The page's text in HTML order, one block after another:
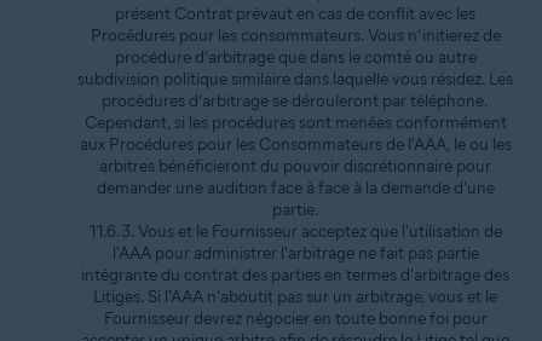
présent Contrat prévaut en cas de conflit avec les
Procédures pour les consommateurs. Vous n’initierez de
procédure d’arbitrage que dans le comté ou autre
subdivision politique similaire dans laquelle vous résidez. Les
procédures d’arbitrage se dérouleront par téléphone.
Cependant, si les procédures sont menées conformément
aux Procédures pour les Consommateurs de l'AAA, le ou les
arbitres bénéficieront du pouvoir discrétionnaire pour
demander une audition face à face à la demande d'une
partie.
11.6.3. Vous et le Fournisseur acceptez que l'utilisation de
l'AAA pour administrer l'arbitrage ne fait pas partie
intégrante du contrat des parties en termes d'arbitrage des
Litiges. Si l'AAA n'aboutit pas sur un arbitrage, vous et le
Fournisseur devrez négocier en toute bonne foi pour